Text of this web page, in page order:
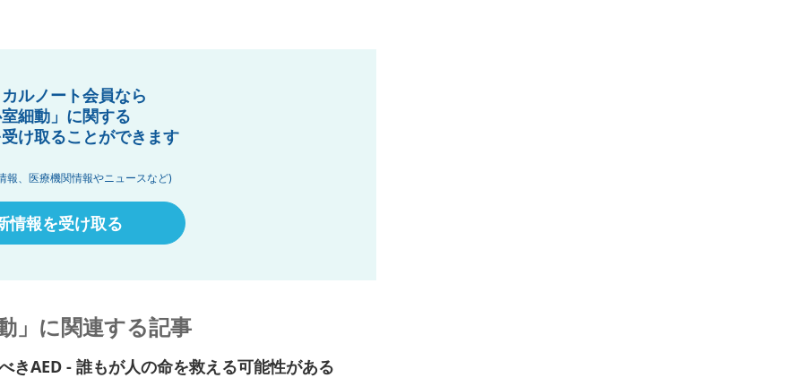
ルノート会員なら
室細動」に関する
け取ることができます
報、医療機関情報やニュースなど)
情報を受け取る
」に関連する記事
きAED - 誰もが人の命を救える可能性がある